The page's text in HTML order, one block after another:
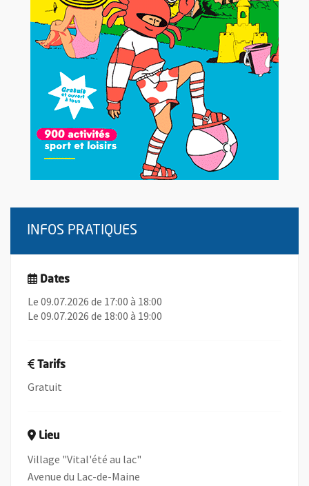
INFOS PRATIQUES
Dates
Le 09.07.2026 de 17:00 à 18:00
Le 09.07.2026 de 18:00 à 19:00
Tarifs
Gratuit
Lieu
Village "Vital'été au lac"
Avenue du Lac-de-Maine